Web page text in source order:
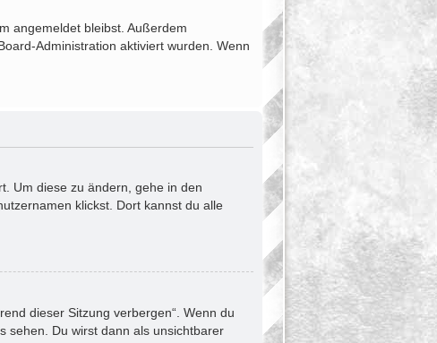
angemeldet bleibst. Außerdem
Administration aktiviert wurden. Wenn
Um diese zu ändern, gehe in den
klickst. Dort kannst du alle
dieser Sitzung verbergen“. Wenn du
sehen. Du wirst dann als unsichtbarer